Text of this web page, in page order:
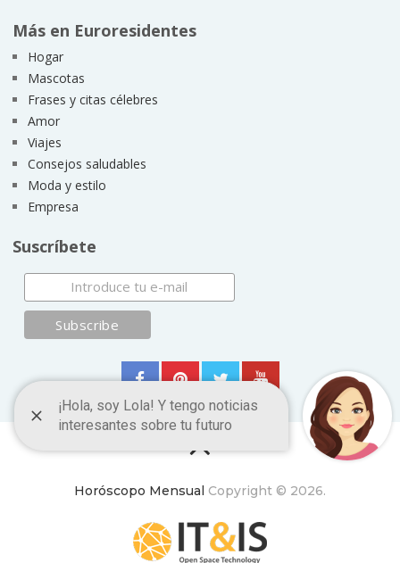
Más en Euroresidentes
Hogar
Mascotas
Frases y citas célebres
Amor
Viajes
Consejos saludables
Moda y estilo
Empresa
Suscríbete
Horóscopo Mensual Copyright © 2026.